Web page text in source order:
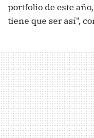
portfolio de este año,
tiene que ser así",